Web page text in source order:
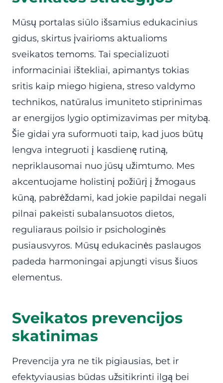
Mūsų portalas siūlo išsamius edukacinius
gidus, skirtus įvairioms aktualioms
sveikatos temoms. Tai specializuoti
informaciniai ištekliai, apimantys tokias
sritis kaip miego higiena, streso valdymo
technikos, natūralus imuniteto stiprinimas
ar energijos lygio optimizavimas per mitybą.
Šie gidai yra suformuoti taip, kad juos būtų
lengva integruoti į kasdienę rutiną,
nepriklausomai nuo jūsų užimtumo. Mes
akcentuojame holistinį požiūrį į žmogaus
kūną, pabrėždami, kad jokie papildai negali
pilnai pakeisti subalansuotos dietos,
reguliaraus poilsio ir psichologinės
pusiausvyros. Mūsų edukacinės paslaugos
padeda harmoningai apjungti visus šiuos
elementus.
Sveikatos prevencijos
skatinimas
Prevencija yra ne tik pigiausias, bet ir
efektyviausias būdas užsitikrinti ilgą bei